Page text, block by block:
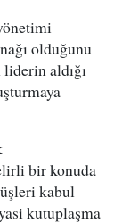
olduğunu
aldığı
bir konuda
kabul
kutuplaşma